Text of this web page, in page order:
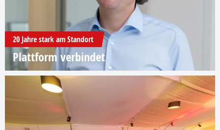
20 Jahre stark am Standort
Plattform verbindet